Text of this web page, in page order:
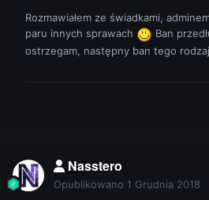
Rozmawiałem ze świadkami,
paru innych sprawach
Ban
ostrzegam, następny ban tego
Nasstero
Opublikowano 1 Grudnia 2018